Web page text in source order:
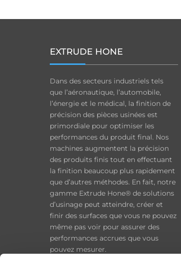
EXTRUDE HONE
Dans des secteurs industriels tels
que l’aéronautique, l’automobile,
l’énergie et le médical, la finition de
précision des pièces usinées est
primordiale pour optimiser les
performances du produit final. Nos
machines augmentent la précision
des produits finis tout en effectuant
la finition beaucoup plus rapidement
que d’autres méthodes. En fait, notre
gamme Extrude Hone® de solutions
d’usinage peut atteindre, créer et
finir des surfaces que vous ne pouvez
même pas voir pour assurer des
performances accrues que vous
pouvez mesurer.